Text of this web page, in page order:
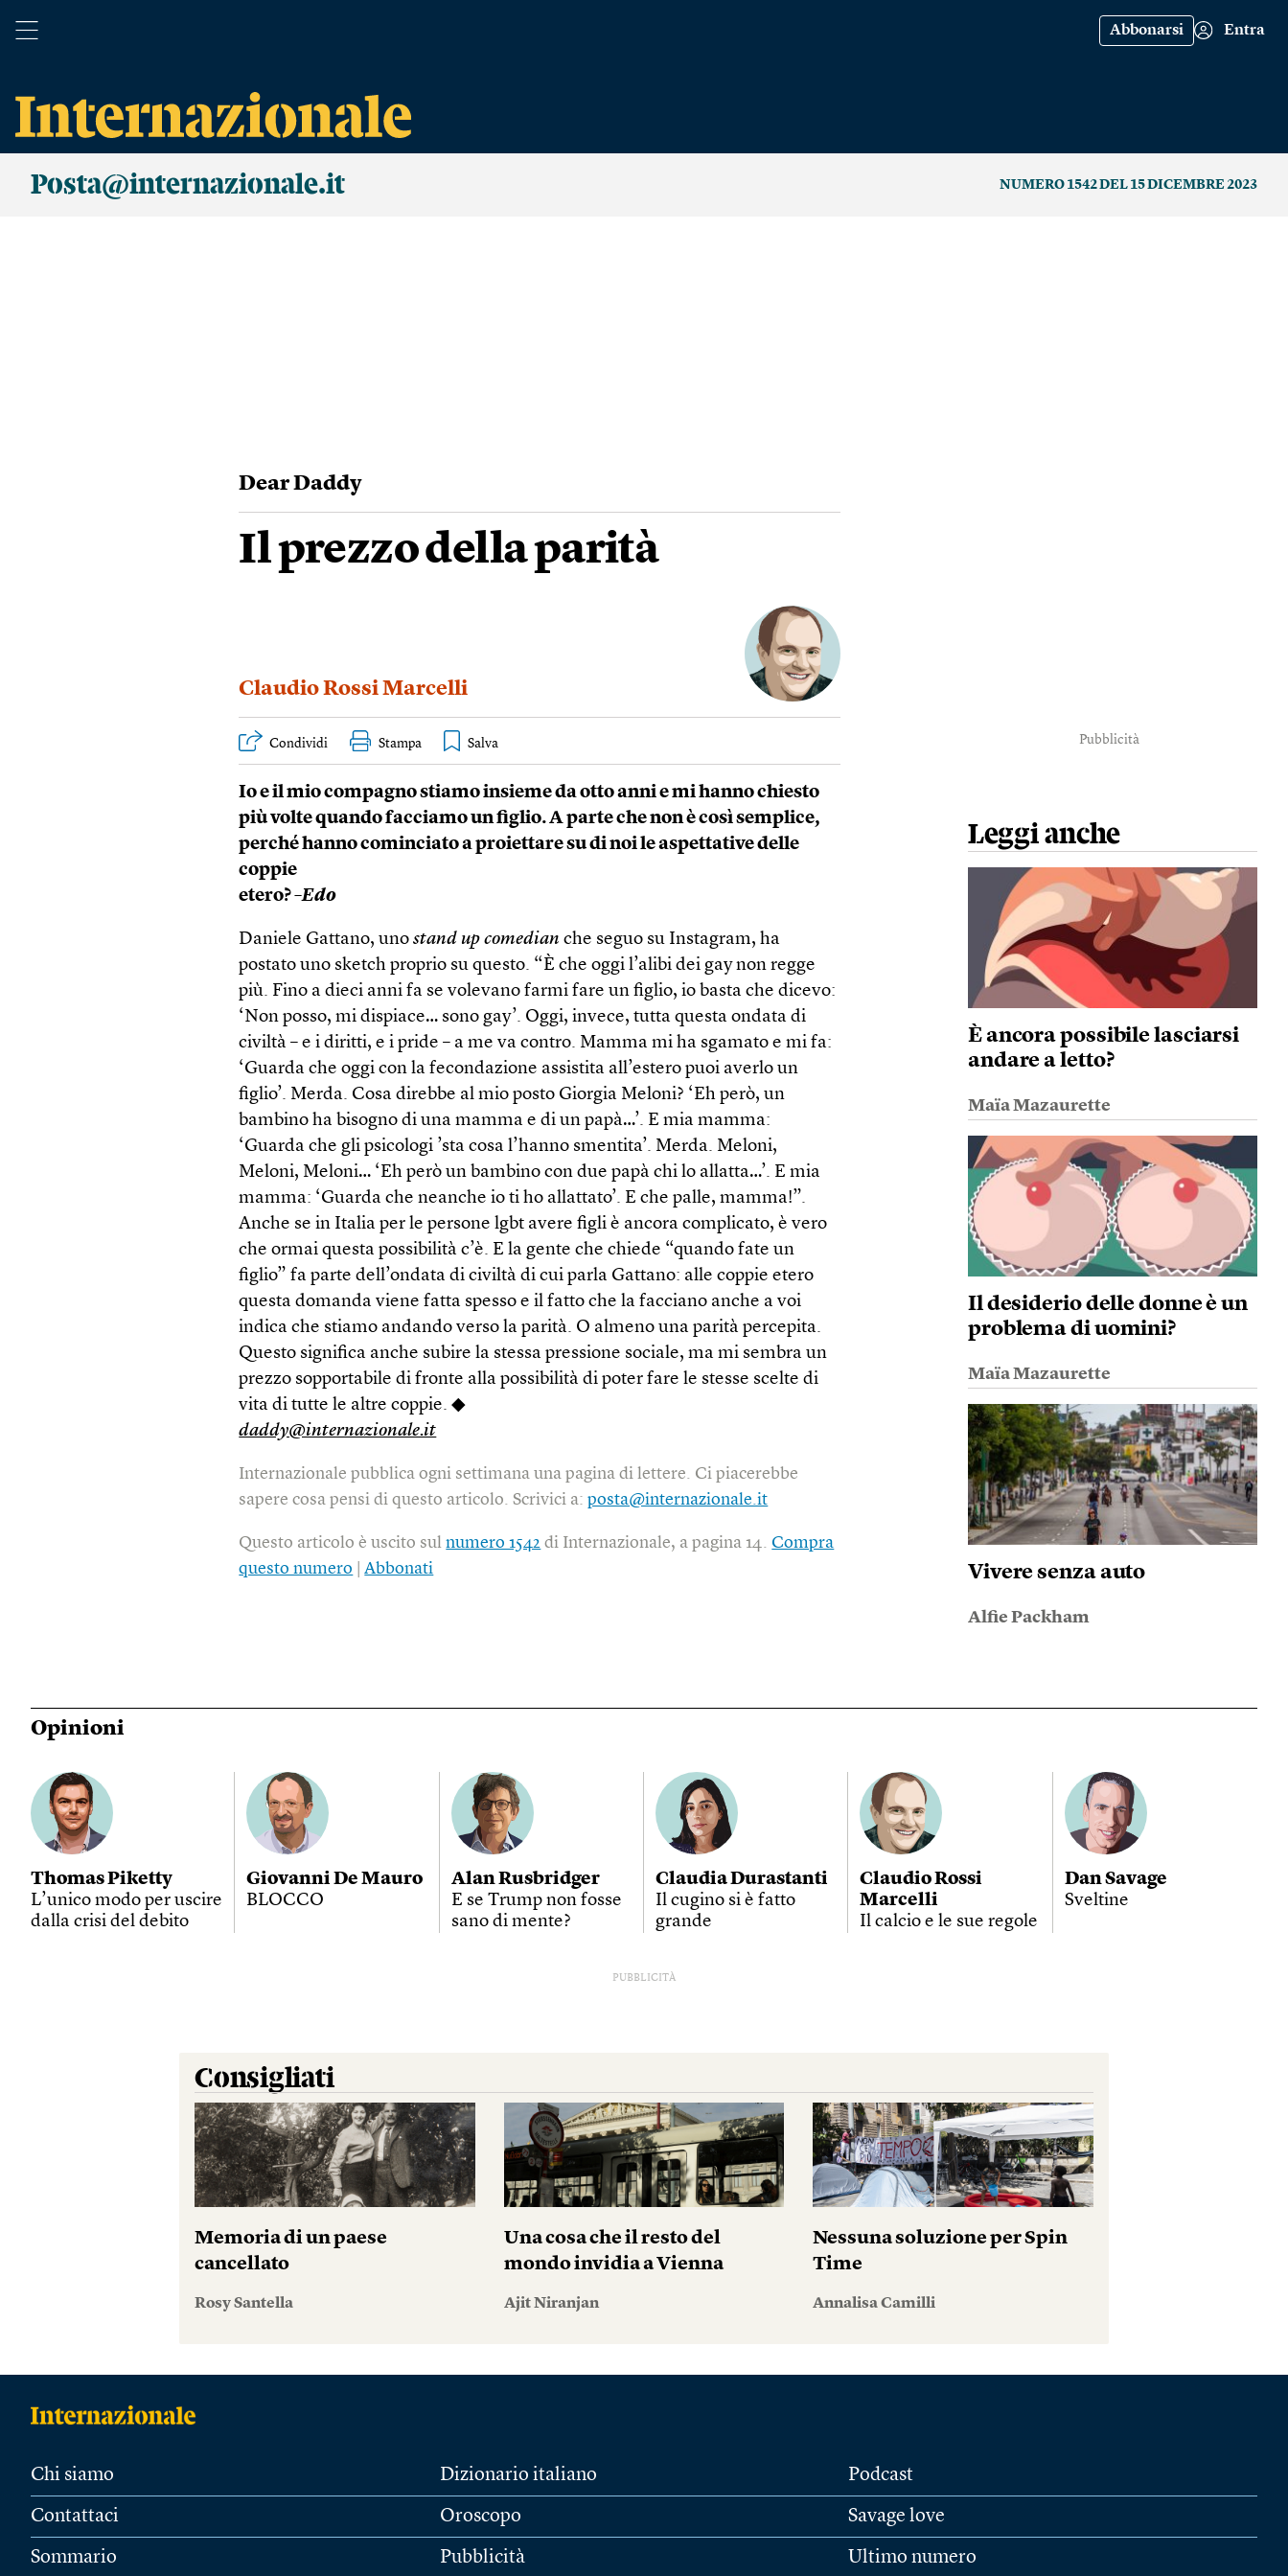
Abbonarsi Entra
Posta@internazionale.it NUMERO 1542 DEL 15 DICEMBRE 2023
Dear Daddy
Il prezzo della parità
Claudio Rossi Marcelli
Condividi Stampa
Io e il mio compagno stiamo insieme da otto anni e mi hanno chiesto
più volte quando facciamo un figlio. A parte che non è così semplice,
perché hanno cominciato a proiettare su di noi le aspettative delle
coppie
etero?–Edo
Daniele Gattano, unostand up comedian che seguo su Instagram, ha
postato uno sketch proprio su questo. “È che oggi l’alibi dei gay non regge
più. Fino a dieci anni fa se volevano farmi fare un figlio, io basta che dicevo:
‘Non posso, mi dispiace… sono gay’. Oggi, invece, tutta questa ondata di
civiltà – e i diritti, e i pride – a me va contro. Mamma mi ha sgamato e mi fa:
‘Guarda che oggi con la fecondazione assistita all’estero puoi averlo un
figlio’. Merda. Cosa direbbe al mio posto Giorgia Meloni? ‘Eh però, un
bambino ha bisogno di una mamma e di un papà…’. E mia mamma:
‘Guarda che gli psicologi ’sta cosa l’hanno smentita’. Merda. Meloni,
Meloni, Meloni… ‘Eh però un bambino con due papà chi lo allatta…’. E mia
mamma: ‘Guarda che neanche io ti ho allattato’. E che palle, mamma!”.
Anche se in Italia per le persone lgbt avere figli è ancora complicato, è vero
che ormai questa possibilità c’è. E la gente che chiede “quando fate un
figlio” fa parte dell’ondata di civiltà di cui parla Gattano: alle coppie etero
questa domanda viene fatta spesso e il fatto che la facciano anche a voi
indica che stiamo andando verso la parità. O almeno una parità percepita.
Questo significa anche subire la stessa pressione sociale, ma mi sembra un
prezzo sopportabile di fronte alla possibilità di poter fare le stesse scelte di
vita di tutte le altre coppie. ◆
daddy@internazionale.it
Internazionale pubblica ogni settimana una pagina di lettere. Ci piacerebbe
sapere cosa pensi di questo articolo. Scrivici a:posta@internazionale.it
Questo articolo è uscito sulnumero 1542 di Internazionale, a pagina 14.Compra
questo numero |Abbonati
Pubblicità
Leggi anche
È ancora possibile lasciarsi
andare a letto?
Maïa Mazaurette
Il desiderio delle donne è un
problema di uomini?
Maïa Mazaurette
Vivere senza auto
Alfie Packham
Opinioni
Thomas Piketty
L’unico modo per uscire
dalla crisi del debito
Giovanni De Mauro
BLOCCO
Alan Rusbridger
E se Trump non fosse
sano di mente?
Claudia Durastanti
Il cugino si è fatto
grande
Claudio Rossi
Marcelli
Il calcio e le sue regole
Dan Savage
Sveltine
PUBBLICITÀ
Consigliati
Memoria di un paese
cancellato
Rosy Santella
Una cosa che il resto del
mondo invidia a Vienna
Ajit Niranjan
Nessuna soluzione per Spin
Time
Annalisa Camilli
Chi siamo
Contattaci
Sommario
Dizionario italiano
Oroscopo
Pubblicità
Podcast
Savage love
Ultimo numero